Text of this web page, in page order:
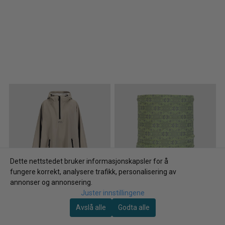
Dette nettstedet bruker informasjonskapsler for å
fungere korrekt, analysere trafikk, personalisering av
annonser og annonsering.
Juster innstillingene
Avslå alle
Godta alle